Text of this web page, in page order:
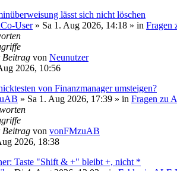
lässt sich nicht löschen
User» Sa 1. Aug 2026, 14:18 » in Fragen
Beitrag von Neunutzer
2026, 10:56
von Finanzmanager umsteigen?
» Sa 1. Aug 2026, 17:39 » in Fragen zu
Beitrag von vonFMzuAB
2026, 18:38
Taste "Shift & +" bleibt +, nicht *